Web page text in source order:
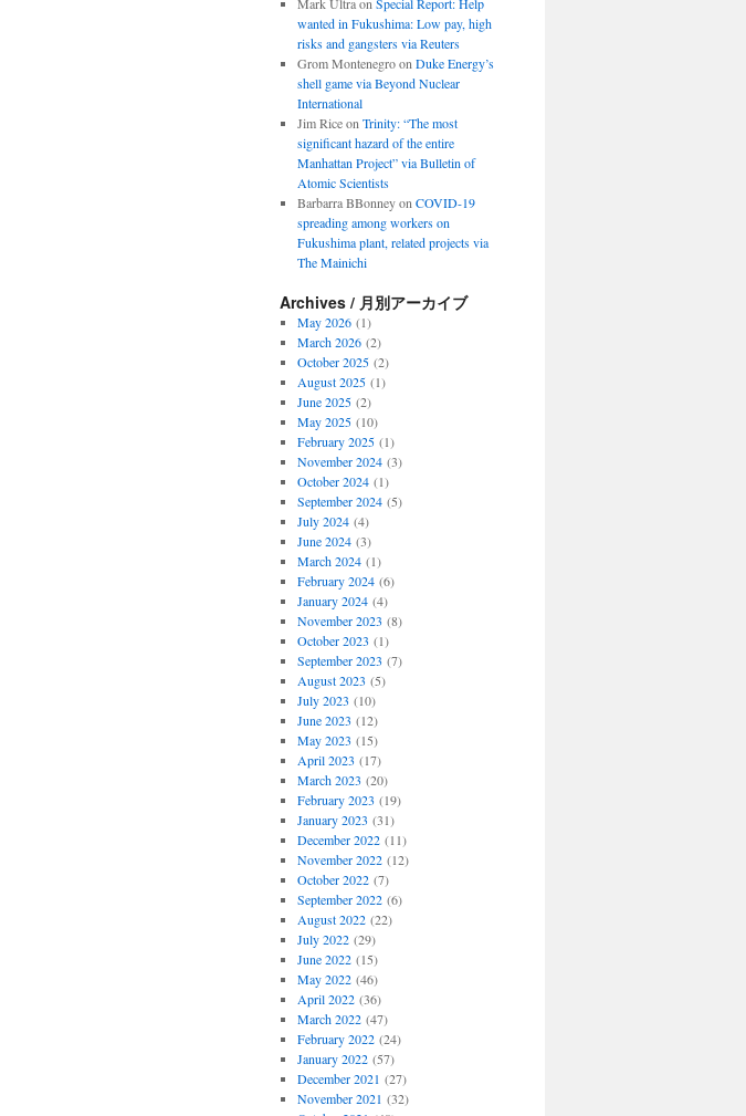
wanted in Fukushima: Low pay, high
risks and gangsters via Reuters
Grom Montenegroon Duke Energy’s
shell game via Beyond Nuclear
International
Jim Riceon Trinity: “The most
significant hazard of the entire
Manhattan Project” via Bulletin of
Atomic Scientists
Barbarra BBonneyon COVID-19
spreading among workers on
Fukushima plant, related projects via
The Mainichi
Archives / 月別アーカイブ
May 2026(1)
March 2026(2)
October 2025(2)
August 2025(1)
June 2025(2)
May 2025(10)
February 2025(1)
November 2024(3)
October 2024(1)
September 2024(5)
July 2024(4)
June 2024(3)
March 2024(1)
February 2024(6)
January 2024(4)
November 2023 (8)
October 2023 (1)
September 2023 (7)
August 2023 (5)
July 2023 (10)
June 2023 (12)
May 2023 (15)
April 2023 (17)
March 2023 (20)
February 2023 (19)
January 2023 (31)
December 2022(11)
November 2022(12)
October 2022(7)
September 2022(6)
August 2022(22)
July 2022(29)
June 2022(15)
May 2022(46)
April 2022(36)
March 2022(47)
February 2022(24)
January 2022(57)
December 2021 (27)
November 2021 (32)